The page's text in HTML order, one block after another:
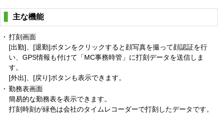
主な機能
・ 打刻画面
[出勤]、[退勤]ボタンをクリックすると顔写真を撮って顔認証を行
い、GPS情報も付けて「MC事務時管」に打刻データを送信しま
す。
[外出]、[戻り]ボタンも表示できます。
・ 勤務表画面
簡易的な勤務表を表示できます。
打刻時刻が緑色は会社のタイムレコーダーで打刻したデータです。